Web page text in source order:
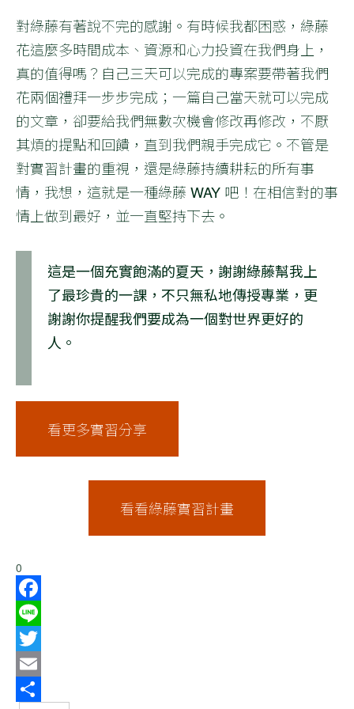
對綠藤有著說不完的感謝。有時候我都困惑，綠藤
花這麼多時間成本、資源和心力投資在我們身上，
真的值得嗎？自己三天可以完成的專案要帶著我們
花兩個禮拜一步步完成；一篇自己當天就可以完成
的文章，卻要給我們無數次機會修改再修改，不厭
其煩的提點和回饋，直到我們親手完成它。不管是
對實習計畫的重視，還是綠藤持續耕耘的所有事
情，我想，這就是一種綠藤 WAY 吧！在相信對的事
情上做到最好，並一直堅持下去。
這是一個充實飽滿的夏天， 謝謝綠藤幫我上
了最珍貴的一課， 不只無私地傳授專業，更
謝謝你提醒我們要成為一個對世界更好的
人。
看更多實習分享
看看綠藤實習計畫
0
Facebook
Line
Twitter
Email